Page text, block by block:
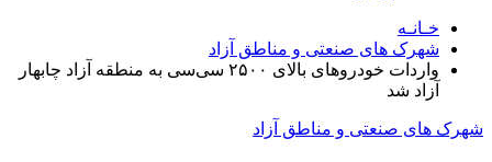
خـانـه
شهرک های صنعتی و مناطق آزاد
واردات خودروهای بالای ۲۵۰۰ سی‌سی به منطقه آزاد چابهار
آزاد شد
شهرک های صنعتی و مناطق آزاد